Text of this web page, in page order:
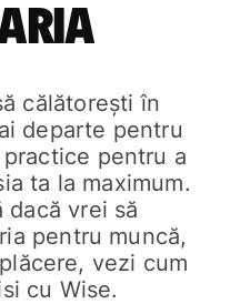
călătorești în
departe pentru
pentru a
ta la maximum.
dacă vrei să
pentru muncă,
vezi cum
cu Wise.